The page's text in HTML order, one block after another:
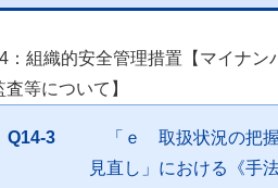
：組織的安全管理措置【マイナン
査等について】
Q14-3
「ｅ 取扱状況の把
見直し」における《手